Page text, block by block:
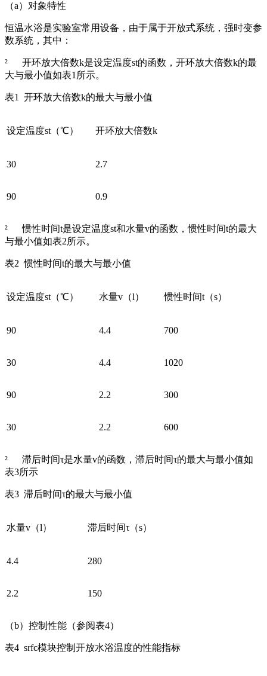
（a）对象特性
恒温水浴是实验室常用设备，由于属于开放式系统，强时变参
数系统，其中：
² 开环放大倍数k是设定温度st的函数，开环放大倍数k的最
大与最小值如表1所示。
表1 开环放大倍数k的最大与最小值
设定温度st（℃） 开环放大倍数k
30 2.7
90 0.9
² 惯性时间t是设定温度st和水量v的函数，惯性时间t的最大
与最小值如表2所示。
表2 惯性时间t的最大与最小值
设定温度st（℃） 水量v（l） 惯性时间t（s）
90 4.4 700
30 4.4 1020
90 2.2 300
30 2.2 600
² 滞后时间τ是水量v的函数，滞后时间τ的最大与最小值如
表3所示
表3 滞后时间τ的最大与最小值
水量v（l） 滞后时间τ（s）
4.4 280
2.2 150
（b）控制性能（参阅表4）
表4 srfc模块控制开放水浴温度的性能指标